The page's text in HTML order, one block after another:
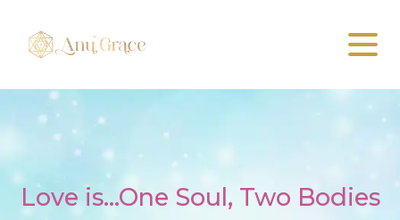
Love is…One Soul, Two Bodies